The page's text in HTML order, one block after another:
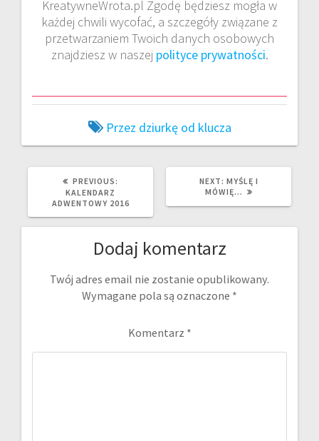
KreatywneWrota.pl Zgodę będziesz mogła w
każdej chwili wycofać, a szczegóły związane z
przetwarzaniem Twoich danych osobowych
znajdziesz w naszej polityce prywatności.
Przez dziurkę od klucza
PREVIOUS:
KALENDARZ
ADWENTOWY 2016
NEXT: NEXT
POST:
MYŚLĘ I
MÓWIĘ…
Dodaj komentarz
Twój adres email nie zostanie opublikowany.
Wymagane pola są oznaczone *
Komentarz *